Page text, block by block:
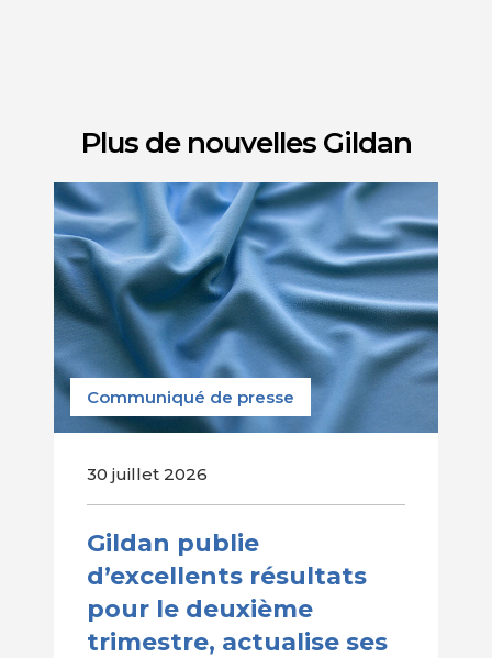
Plus de nouvelles Gildan
Communiqué de presse
30 juillet 2026
Gildan publie
d’excellents résultats
pour le deuxième
trimestre, actualise ses